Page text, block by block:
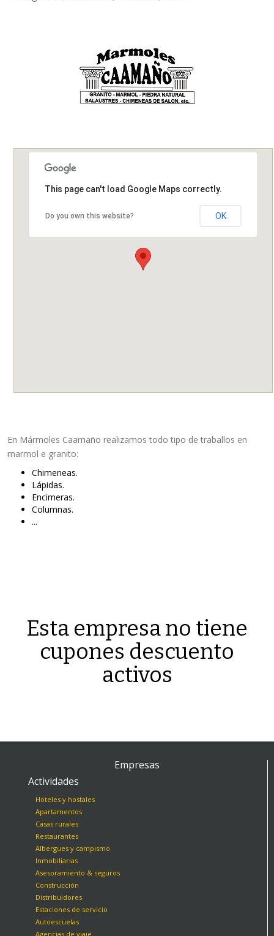
This page can't load Google Maps correctly.
Do you own this website? OK
En Mármoles Caamaño realizamos todo tipo de traballos en
marmol e granito:
Chimeneas.
Lápidas.
Encimeras.
Columnas.
...
Esta empresa no tiene
cupones descuento
activos
Empresas
Actividades
Hoteles y hostales
Apartamentos
Casas rurales
Restaurantes
Albergues y campismo
Inmobiliarias
Asesoramiento & seguros
Construcción
Distribuidores
Estaciones de servicio
Autoescuelas
Agencias de viaje